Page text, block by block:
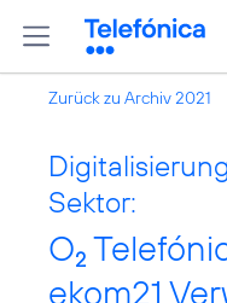
Zurück zu Archiv 2021
Sektor:
O2
ekom21